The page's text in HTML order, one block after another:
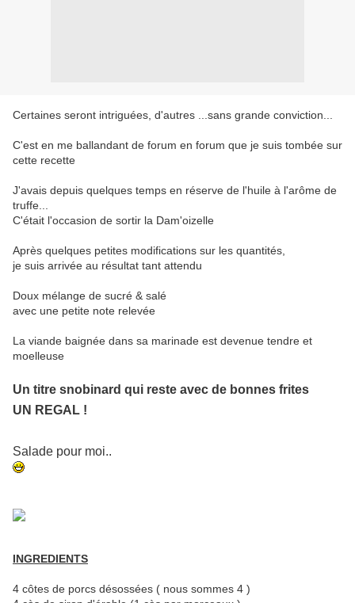
Certaines seront intriguées, d'autres ...sans grande conviction...
C'est en me ballandant de forum en forum que je suis tombée sur
cette recette
J'avais depuis quelques temps en réserve de l'huile à l'arôme de
truffe...
C'était l'occasion de sortir la Dam'oizelle
Après quelques petites modifications sur les quantités,
je suis arrivée au résultat tant attendu
Doux mélange de sucré & salé
avec une petite note relevée
La viande baignée dans sa marinade est devenue tendre et
moelleuse
Un titre snobinard qui reste avec de bonnes frites
UN REGAL !
Salade pour moi..
INGREDIENTS
4 côtes de porcs désossées ( nous sommes 4 )